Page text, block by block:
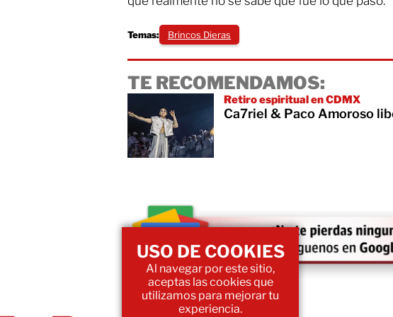
Temas: Brincos Dieras
TE RECOMENDAMOS:
Retiro espiritual en CDMX
Ca7riel & Paco Amoroso
USO DE COOKIES
Al navegar por este sitio,
aceptas las cookies que
utilizamos para mejorar tu
experiencia.